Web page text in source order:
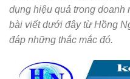
dụng hiệu quả trong doanh
bài viết dưới đây từ Hồng
đáp những thắc mắc đó.